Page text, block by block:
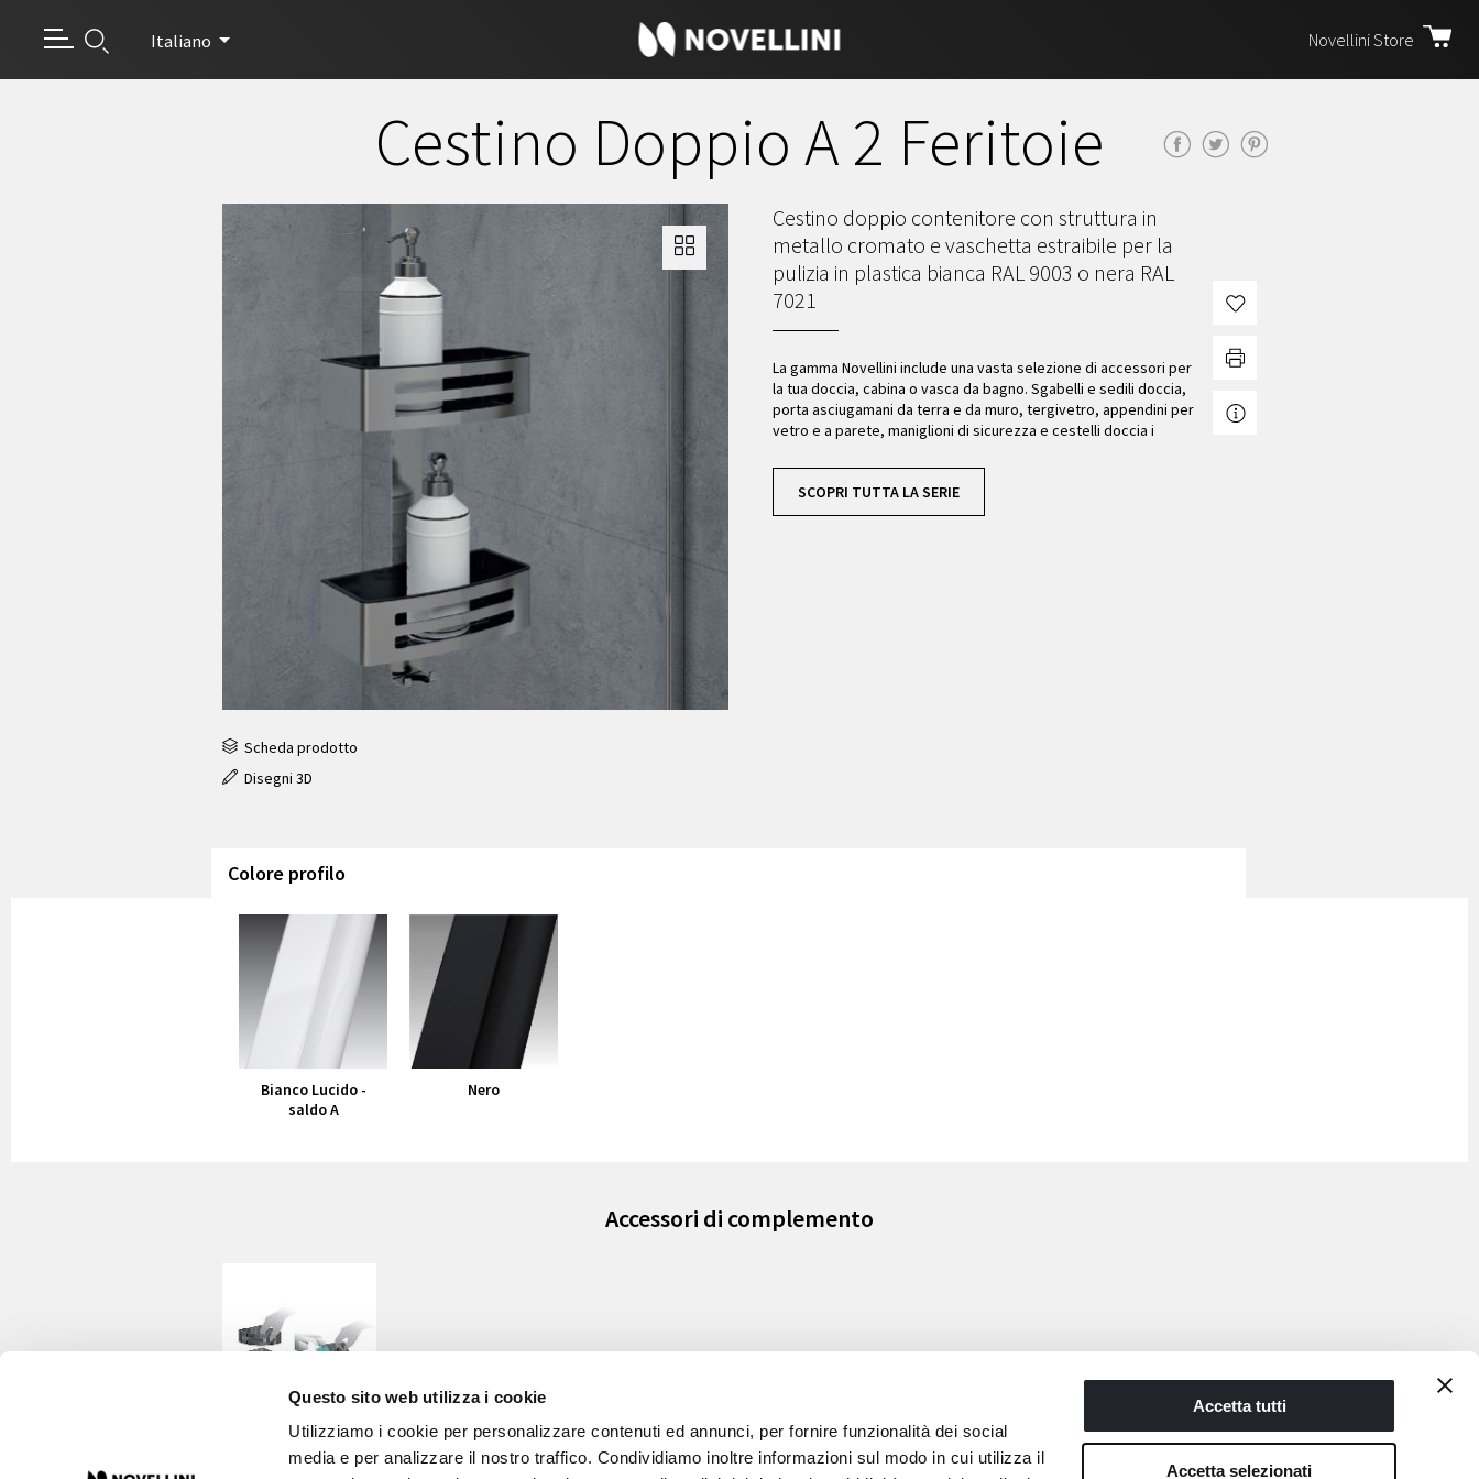
Questo sito web utilizza i cookie
Utilizziamo i cookie per personalizzare contenuti ed annunci, per fornire funzionalità dei social
media e per analizzare il nostro traffico. Condividiamo inoltre informazioni sul modo in cui utilizza il
Accetta tutti
Accetta selezionati
Italiano Novellini Store
Cestino Doppio A 2 Feritoie
Scheda prodotto
Disegni 3D
Cestino doppio contenitore con struttura in
metallo cromato e vaschetta estraibile per la
pulizia in plastica bianca RAL 9003 o nera RAL
7021
La gamma Novellini include una vasta selezione di accessori per
la tua doccia, cabina o vasca da bagno. Sgabelli e sedili doccia,
porta asciugamani da terra e da muro, tergivetro, appendini per
vetro e a parete, maniglioni di sicurezza e cestelli doccia i
SCOPRI TUTTA LA SERIE
Colore profilo
Bianco Lucido -
saldo A
Nero
Accessori di complemento
Vaschetta interna in
plastica, removibile